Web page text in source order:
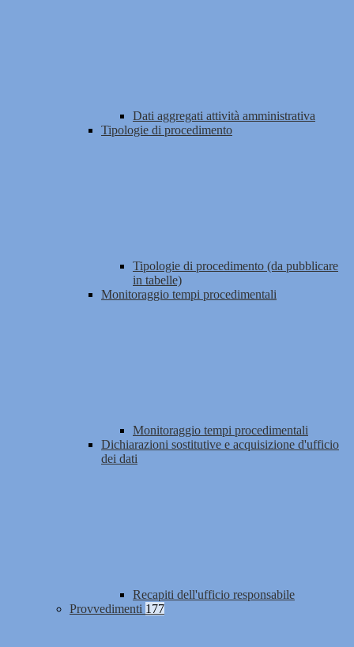
Dati aggregati attività amministrativa
Tipologie di procedimento
Tipologie di procedimento (da pubblicare
in tabelle)
Monitoraggio tempi procedimentali
Monitoraggio tempi procedimentali
Dichiarazioni sostitutive e acquisizione d'ufficio
dei dati
Recapiti dell'ufficio responsabile
Provvedimenti 177